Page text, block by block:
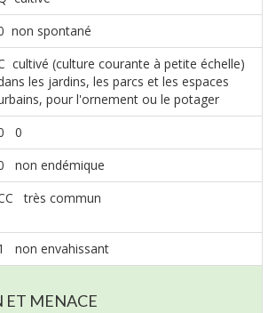
non spontané
cultivé (culture courante à petite échelle)
les jardins, les parcs et les espaces
pour l'ornement ou le potager
0
non endémique
très commun
non envahissant
ET MENACE